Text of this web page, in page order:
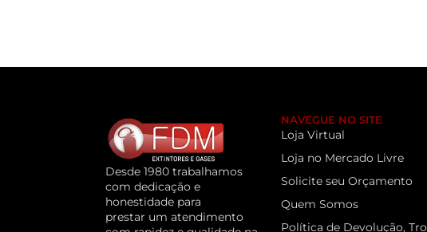
Desde 1980 trabalhamos
com dedicação e
honestidade para
prestar um atendimento
NAVEGUE NO SITE
Loja Virtual
Loja no Mercado Livre
Solicite seu Orçamento
Quem Somos
Política de Devolução,